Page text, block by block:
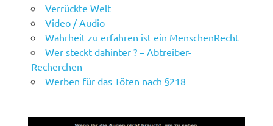
Verrückte Welt
Video / Audio
Wahrheit zu erfahren ist ein MenschenRecht
Wer steckt dahinter ? – Abtreiber-
Recherchen
Werben für das Töten nach §218